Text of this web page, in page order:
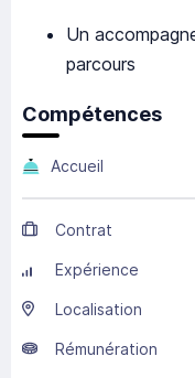
Un
parcours
Compétences
Accueil
Contrat
Expérience
Localisation
Rémunération